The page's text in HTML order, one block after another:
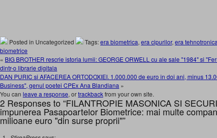
Posted in Uncategorized Tags:era biometrica, era cipurilor, era
biometrice
« BIG BROTHER rescrie istoria lumii: GEORGE ORWELL cu ale sale "1984" si
dintr-o librarie digitala
DAN PURIC si AFACEREA ORTODOXIEI. 1.000.000 de euro in doi ani, minus
Business", genul poetei CPEx Ana Blandiana »
You can leave a response, ortrackbackfrom your own site.
2 Responses to “FILANTROPIE MASONICA SI
impunerea Pasapoartelor Biometrice: mai multe
milioane euro "din surse proprii"”